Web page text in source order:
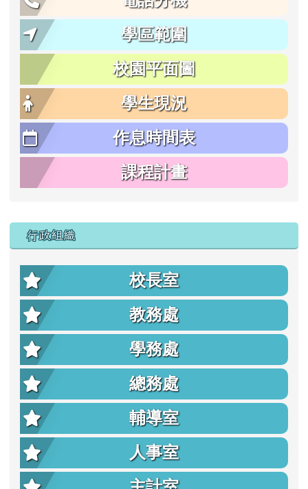
學區範圍
校園平面圖
學生現況
作息時間表
課程計畫
行政組織
校長室
教務處
學務處
總務處
輔導室
人事室